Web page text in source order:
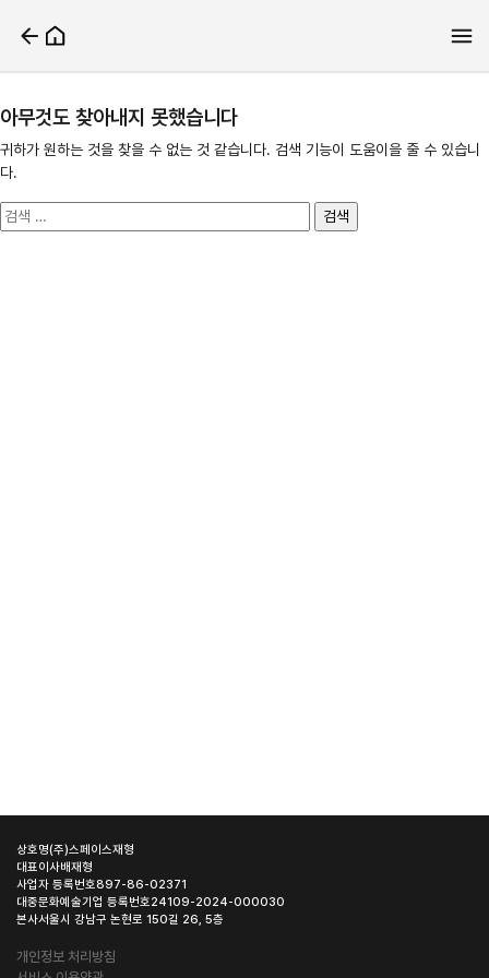
아무것도 찾아내지 못했습니다
귀하가 원하는 것을 찾을 수 없는 것 같습니다. 검색 기능이 도움이을 줄 수 있습니
다.
검
색:
상호명(주)스페이스재형
대표이사배재형
사업자 등록번호897-86-02371
대중문화예술기업 등록번호24109-2024-000030
본사서울시 강남구 논현로 150길 26, 5층
개인정보 처리방침